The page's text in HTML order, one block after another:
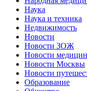
Наука
Наука и техника
Недвижимость
Новости
Новости ЗОЖ
Новости
Новости Москвы
Новости
Образование